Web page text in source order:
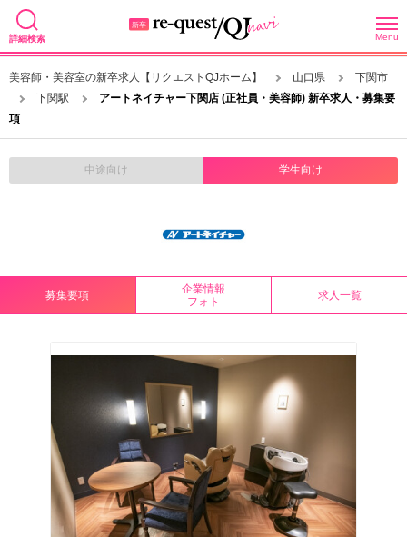
詳細検索 Menu
美容師・美容室の新卒求人【リクエストQJホーム】 山口県
下関市
下関駅
アートネイチャー下関店 (正社員・美容師) 新卒求人・募集要
項
中途向け 学生向け
募集要項
企業情報
フォト
求人一覧